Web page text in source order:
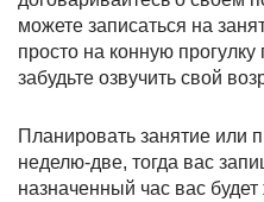
можете записаться на
просто на конную
забудьте озвучить свой
Планировать занятие или
неделю-две, тогда вас
назначенный час вас